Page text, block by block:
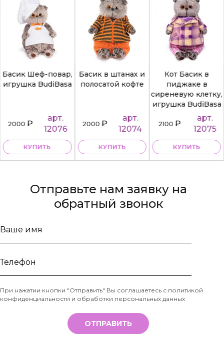
Басик Шеф-повар,
игрушка BudiBasa
2000₽
арт.
12076
КУПИТЬ
Басик в штанах и
полосатой кофте
2000₽
арт.
12074
КУПИТЬ
Кот Басик в
пиджаке в
сиреневую клетку,
игрушка BudiBasa
2100₽
арт.
12075
КУПИТЬ
Отправьте нам заявку на
обратный звонок
Ваше
Телефон
*
При нажатии кнопки "Отправить" Вы соглашаетесь с политикой
конфиденциальности и обработки персональных данных
ОТПРАВИТЬ